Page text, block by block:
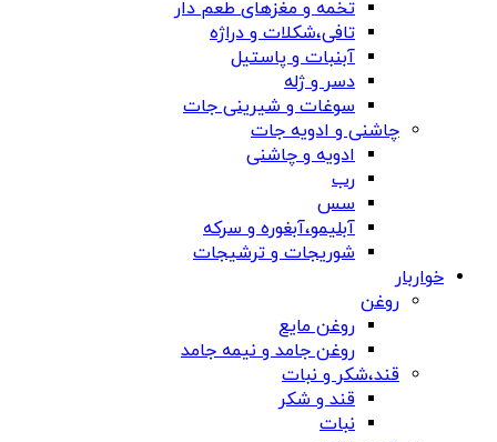
تخمه و مغزهای طعم دار
تافی،شکلات و دراژه
آبنبات و پاستیل
دسر و ژله
سوغات و شیرینی جات
چاشنی و ادویه جات
ادویه و چاشنی
رب
سس
آبلیمو،آبغوره و سرکه
شوریجات و ترشیجات
خواربار
روغن
روغن مایع
روغن جامد و نیمه جامد
قند،شکر و نبات
قند و شکر
نبات